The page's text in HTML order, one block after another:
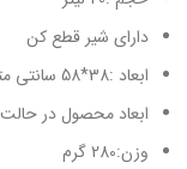
دارای شیر قطع کن
ابعاد :38*58 سانتی متر
ابعاد محصول در حالت جمع
وزن:280 گرم